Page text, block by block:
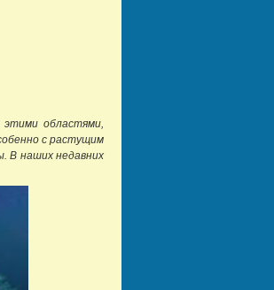
этими областями,
с растущим
В наших недавних